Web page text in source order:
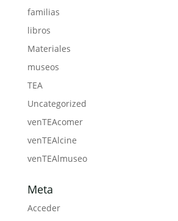
familias
libros
Materiales
museos
TEA
Uncategorized
venTEAcomer
venTEAlcine
venTEAlmuseo
Meta
Acceder